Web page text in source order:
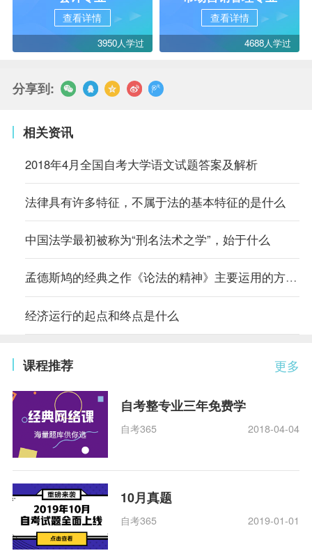
查看详情
3950人学过
查看详情
4688人学过
分享到:
相关资讯
2018年4月全国自考大学语文试题答案及解析
法律具有许多特征，不属于法的基本特征的是什么
中国法学最初被称为“刑名法术之学”，始于什么
孟德斯鸠的经典之作《论法的精神》主要运用的方法是什么
经济运行的起点和终点是什么
更多
课程推荐
自考整专业三年免费学
自考365 2018-04-04
10月真题
自考365 2019-01-01